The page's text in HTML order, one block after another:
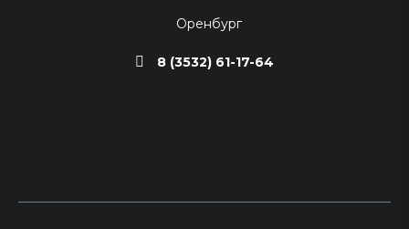
Оренбург
8 (3532) 61-17-64